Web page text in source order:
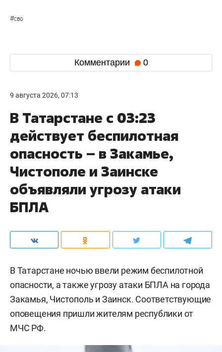
#сво
Комментарии 0
9 августа 2026, 07:13
В Татарстане с 03:23
действует беспилотная
опасность – в Закамье,
Чистополе и Заинске
объявляли угрозу атаки
БПЛА
В Татарстане ночью ввели режим беспилотной
опасности, а также угрозу атаки БПЛА на города
Закамья, Чистополь и Заинск. Соответствующие
оповещения пришли жителям республики от
МЧС РФ.